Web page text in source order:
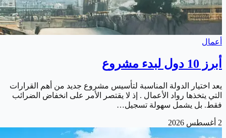
أعمال
أبرز 10 دول لبدء مشروع
يعد اختيار الدولة المناسبة لتأسيس مشروع جديد من أهم القرارات
التي يتخذها رواد الأعمال . إذ لا يقتصر الأمر على انخفاض الضرائب
فقط. بل يشمل سهولة تسجيل…
2 أغسطس 2026